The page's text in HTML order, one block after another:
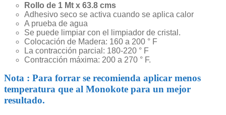
Rollo de 1 Mt x 63.8 cms
Adhesivo seco se activa cuando se aplica calor
A prueba de agua
Se puede limpiar con el limpiador de cristal.
Colocación de Madera: 160 a 200 ° F
La contracción parcial: 180-220 ° F
Contracción máxima: 200 a 270 ° F.
Nota : Para forrar se recomienda aplicar menos
temperatura que al Monokote para un mejor
resultado.